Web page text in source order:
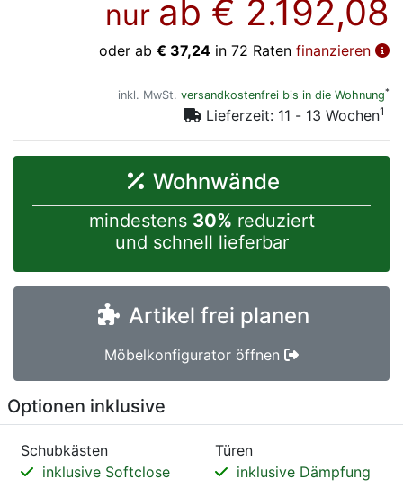
nur ab € 2.192,08
oder ab € 37,24 in 72 Raten finanzieren
inkl. MwSt. versandkostenfrei bis in die Wohnung*
Lieferzeit: 11 - 13 Wochen1
Wohnwände
mindestens 30% reduziert
und schnell lieferbar
Artikel frei planen
Möbelkonfigurator öffnen
Optionen inklusive
Schubkästen
inklusive Softclose
Türen
inklusive Dämpfung